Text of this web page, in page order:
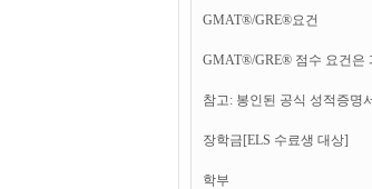
GMAT®/GRE®요건
GMAT®/GRE® 점수 요건은
참고: 봉인된 공식 성적증명
장학금[ELS 수료생 대상]
학부